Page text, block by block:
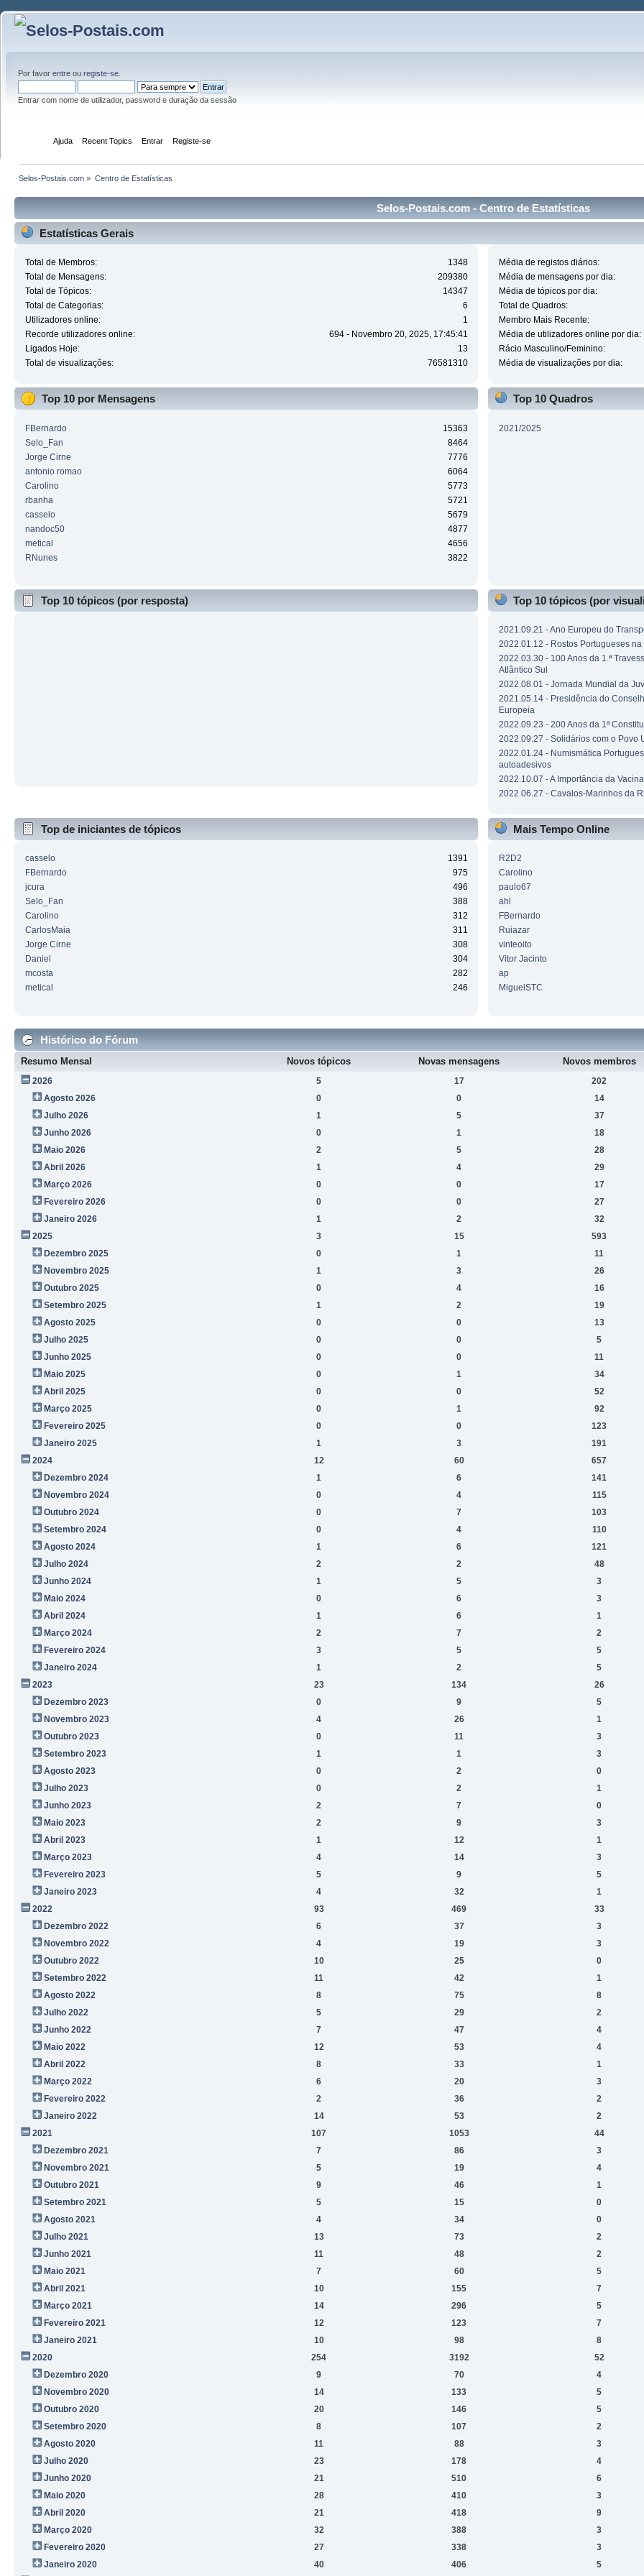
Por favor entre ou registe-se
Entrar com nome de utilizador, password e duração da sessão
Ajuda Recent Topics Entrar Registe-se
Selos-Postais.com » Centro de Estatísticas
Selos-Postais.com - Centro de Estatísticas
Estatísticas Gerais
Total de Membros:
1348
Total de Mensagens:
209380
Total de Tópicos:
14347
Total de Categorias:
6
Utilizadores online:
1
Recorde utilizadores online:
694 - Novembro 20, 2025, 17:45:41
Ligados Hoje:
13
Total de visualizações:
76581310
Média de registos diários:
Média de mensagens por dia:
Média de tópicos por dia:
Total de Quadros:
Membro Mais Recente:
Média de utilizadores online por dia:
Rácio Masculino/Feminino:
Média de visualizações por dia:
Top 10 por Mensagens
FBernardo
15363
Selo_Fan
8464
Jorge Cirne
7776
antonio romao
6064
Carolino
5773
rbanha
5721
casselo
5679
nandoc50
4877
metical
4656
RNunes
3822
Top 10 Quadros
2021/2025
Top 10 tópicos (por resposta) Top 10 tópicos (por
2021.09.21 - Ano Europeu do
2022.01.12 - Rostos Portugueses na
2022.03.30 - 100 Anos da 1.ª
Atlântico Sul
2022.08.01 - Jornada Mundial da
2021.05.14 - Presidência do
Europeia
2022.09.23 - 200 Anos da 1ª
2022.09.27 - Solidários com o Povo
2022.01.24 - Numismática
autoadesivos
2022.10.07 - A Importância da
2022.06.27 - Cavalos-Marinhos da
Top de iniciantes de tópicos
casselo
1391
FBernardo
975
jcura
496
Selo_Fan
388
Carolino
312
CarlosMaia
311
Jorge Cirne
308
Daniel
304
mcosta
282
metical
246
Mais Tempo Online
R2D2
Carolino
paulo67
ahl
FBernardo
Ruiazar
vinteoito
Vitor Jacinto
ap
MiguelSTC
Histórico do Fórum
Resumo Mensal Novos tópicos Novas mensagens Novos membros
2026 5 17
202
Agosto 2026
0 0
14
Julho 2026
1 5
37
Junho 2026
0 1
18
Maio 2026
2 5
28
Abril 2026
1 4
29
Março 2026
0 0
17
Fevereiro 2026
0 0
27
Janeiro 2026
1 2
32
2025
3 15
593
Dezembro 2025
0 1
11
Novembro 2025
1 3
26
Outubro 2025
0 4
16
Setembro 2025
1 2
19
Agosto 2025
0 0
13
Julho 2025
0 0
5
Junho 2025
0 0
11
Maio 2025
0 1
34
Abril 2025
0 0
52
Março 2025
0 1
92
Fevereiro 2025
0 0
123
Janeiro 2025
1 3
191
2024
12 60
657
Dezembro 2024
1 6
141
Novembro 2024
0 4
115
Outubro 2024
0 7
103
Setembro 2024
0 4
110
Agosto 2024
1 6
121
Julho 2024
2 2
48
Junho 2024
1 5
3
Maio 2024
0 6
3
Abril 2024
1 6
1
Março 2024
2 7
2
Fevereiro 2024
3 5
5
Janeiro 2024
1 2
5
2023
23 134
26
Dezembro 2023
0 9
5
Novembro 2023
4 26
1
Outubro 2023
0 11
3
Setembro 2023
1 1
3
Agosto 2023
0 2
0
Julho 2023
0 2
1
Junho 2023
2 7
0
Maio 2023
2 9
3
Abril 2023
1 12
1
Março 2023
4 14
3
Fevereiro 2023
5 9
5
Janeiro 2023
4 32
1
2022
93 469
33
Dezembro 2022
6 37
3
Novembro 2022
4 19
3
Outubro 2022
10 25
0
Setembro 2022
11 42
1
Agosto 2022
8 75
8
Julho 2022
5 29
2
Junho 2022
7 47
4
Maio 2022
12 53
4
Abril 2022
8 33
1
Março 2022
6 20
3
Fevereiro 2022
2 36
2
Janeiro 2022
14 53
2
2021
107 1053
44
Dezembro 2021
7 86
3
Novembro 2021
5 19
4
Outubro 2021
9 46
1
Setembro 2021
5 15
0
Agosto 2021
4 34
0
Julho 2021
13 73
2
Junho 2021
11 48
2
Maio 2021
7 60
5
Abril 2021
10 155
7
Março 2021
14 296
5
Fevereiro 2021
12 123
7
Janeiro 2021
10 98
8
2020
254 3192
52
Dezembro 2020
9 70
4
Novembro 2020
14 133
5
Outubro 2020
20 146
5
Setembro 2020
8 107
2
Agosto 2020
11 88
3
Julho 2020
23 178
4
Junho 2020
21 510
6
Maio 2020
28 410
3
Abril 2020
21 418
9
Março 2020
32 388
3
Fevereiro 2020
27 338
3
Janeiro 2020
40 406 5